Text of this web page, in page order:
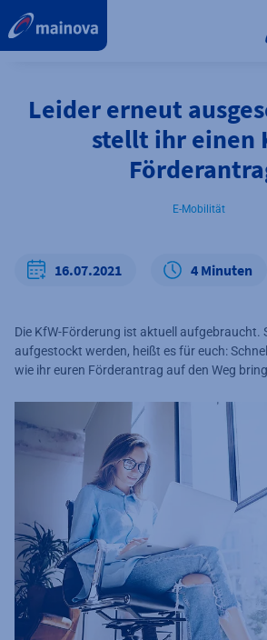
Leider erneut
stellt ihr einen
E-Mobilität
16.07.2021 4 Minuten
Die KfW-Förderung ist aktuell aufgebraucht.
aufgestockt werden, heißt es für euch:
wie ihr euren Förderantrag auf den Weg